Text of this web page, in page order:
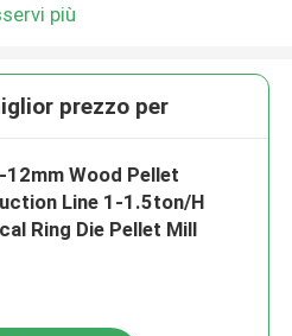
più
prezzo per
12mm Wood Pellet
Line 1-1.5ton/H
Ring Die Pellet Mill